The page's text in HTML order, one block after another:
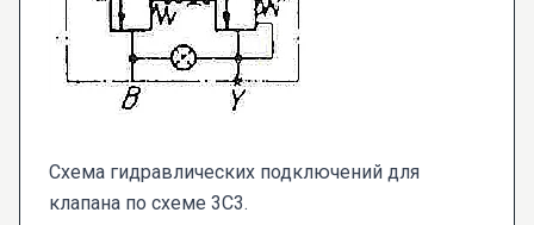
Схема гидравлических подключений для
клапана по схеме 3С3.